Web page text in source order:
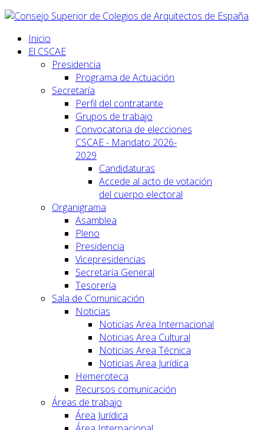
Inicio
El CSCAE
Presidencia
Programa de Actuación
Secretaría
Perfil del contratante
Grupos de trabajo
Convocatoria de elecciones
CSCAE - Mandato 2026-
2029
Candidaturas
Accede al acto de votación
del cuerpo electoral
Organigrama
Asamblea
Pleno
Presidencia
Vicepresidencias
Secretaría General
Tesorería
Sala de Comunicación
Noticias
Noticias Area Internacional
Noticias Area Cultural
Noticias Area Técnica
Noticias Area Jurídica
Hemeroteca
Recursos comunicación
Áreas de trabajo
Área Jurídica